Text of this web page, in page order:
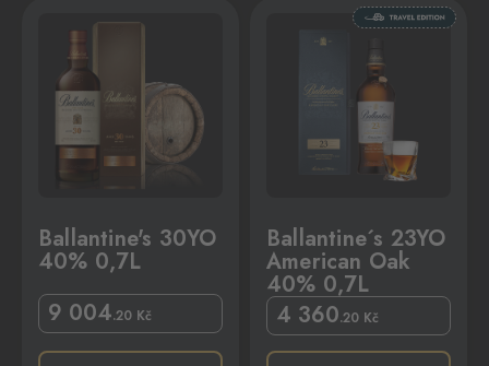
Ballantine's 30YO
40% 0,7L
9 004.20 Kč
Ballantine´s 23YO
American Oak
40% 0,7L
4 360.20 Kč